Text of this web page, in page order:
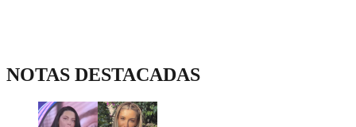
NOTAS DESTACADAS